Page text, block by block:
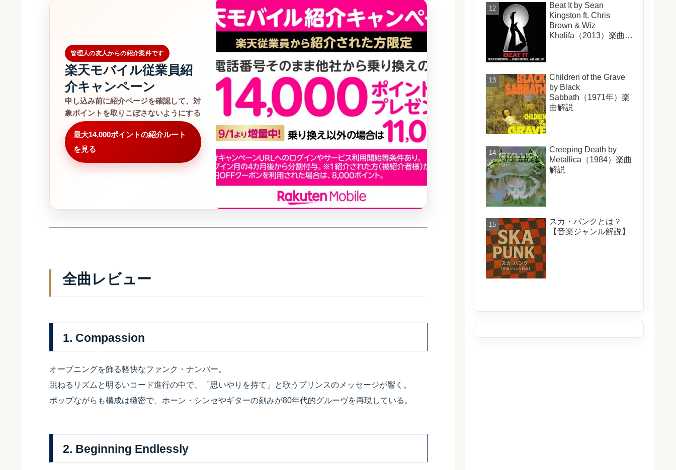
管理人の友人からの紹介案件です
楽天モバイル従業員紹
介キャンペーン
申し込み前に紹介ページを確認して、対
象ポイントを取りこぼさないようにする
最大14,000ポイントの紹介ルート
を見る
全曲レビュー
1. Compassion
オープニングを飾る軽快なファンク・ナンバー。
跳ねるリズムと明るいコード進行の中で、「思いやりを持て」と歌うプリンスのメッセージが響く。
ポップながらも構成は緻密で、ホーン・シンセやギターの刻みが80年代的グルーヴを再現している。
2. Beginning Endlessly
Beat It by Sean
Kingston ft. Chris
Brown & Wiz
Khalifa（2013）楽曲解
Children of the Grave
by Black
Sabbath（1971年）楽
曲解説
Creeping Death by
Metallica（1984）楽曲
解説
スカ・パンクとは？
【音楽ジャンル解説】